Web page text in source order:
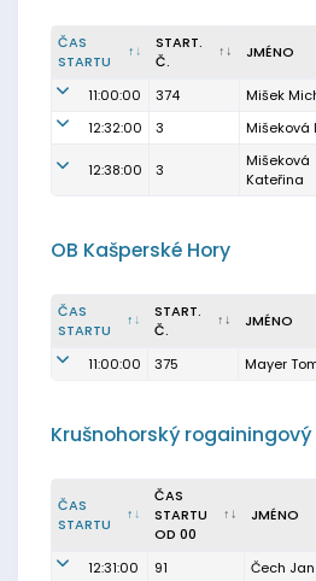
ČAS
STARTU
START.
Č.
JMÉNO
11:00:00
374 Mišek
12:32:00
3 Mišeková
12:38:00 3
Mišeková
Kateřina
OB Kašperské Hory
ČAS
STARTU
START.
Č.
JMÉNO
11:00:00 375 Mayer
Krušnohorský
ČAS
STARTU
ČAS
STARTU
OD 00
JMÉNO
12:31:00 91 Čech Jan